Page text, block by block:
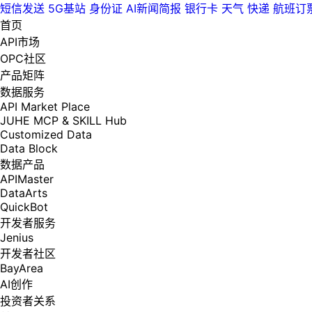
短信发送 5G基站 身份证 AI新闻简报 银行卡 天气 快递 航班订
首页
API市场
OPC社区
产品矩阵
数据服务
API Market Place
JUHE MCP & SKILL Hub
Customized Data
Data Block
数据产品
APIMaster
DataArts
QuickBot
开发者服务
Jenius
开发者社区
BayArea
AI创作
投资者关系